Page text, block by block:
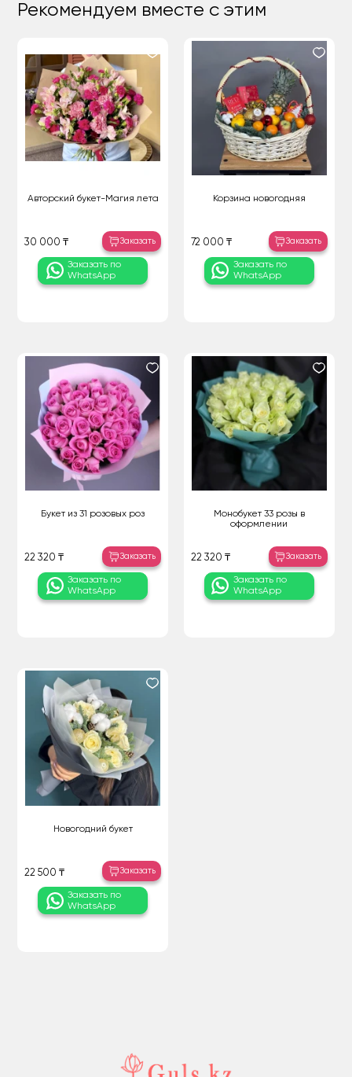
Рекомендуем вместе с этим
Авторский букет-Магия лета
30 000 ₸ Заказать
Заказать по
WhatsApp
Корзина новогодняя
72 000 ₸ Заказать
Заказать по
WhatsApp
Букет из 31 розовых роз
22 320 ₸ Заказать
Заказать по
WhatsApp
Монобукет 33 розы в
оформлении
22 320 ₸ Заказать
Заказать по
WhatsApp
Новогодний букет
22 500 ₸ Заказать
Заказать по
WhatsApp